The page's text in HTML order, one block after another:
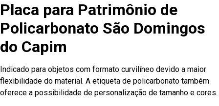
Placa para Patrimônio de
Policarbonato São Domingos
do Capim
Indicado para objetos com formato curvilíneo devido a maior
flexibilidade do material. A etiqueta de policarbonato também
oferece a possibilidade de personalização de tamanho e cores.